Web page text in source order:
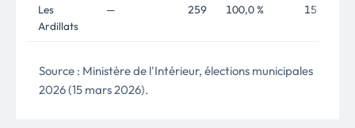
Les
Ardillats
— 259 100,0 % 15
Source : Ministère de l'Intérieur, élections municipales
2026 (15 mars 2026).